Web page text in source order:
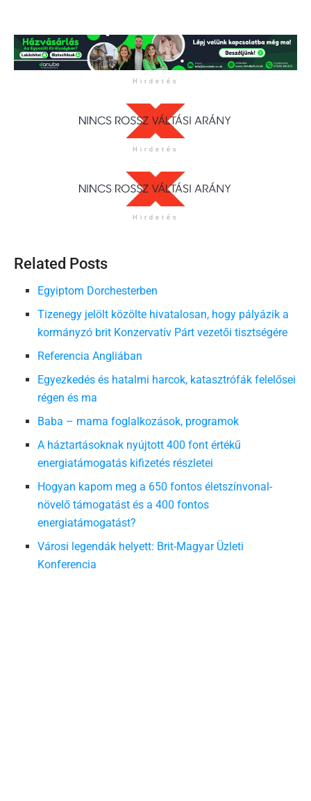
Hirdetés
Hirdetés
Hirdetés
Related Posts
Egyiptom Dorchesterben
Tizenegy jelölt közölte hivatalosan, hogy pályázik a
kormányzó brit Konzervatív Párt vezetői tisztségére
Referencia Angliában
Egyezkedés és hatalmi harcok, katasztrófák felelősei
régen és ma
Baba – mama foglalkozások, programok
A háztartásoknak nyújtott 400 font értékű
energiatámogatás kifizetés részletei
Hogyan kapom meg a 650 fontos életszínvonal-
növelő támogatást és a 400 fontos
energiatámogatást?
Városi legendák helyett: Brit-Magyar Üzleti
Konferencia